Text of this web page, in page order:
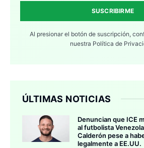
SUSCRIBIRME
Al presionar el botón de suscripción,
nuestra Política de
ÚLTIMAS NOTICIAS
Denuncian que ICE
al futbolista
Calderón pese a
legalmente a EE.UU.